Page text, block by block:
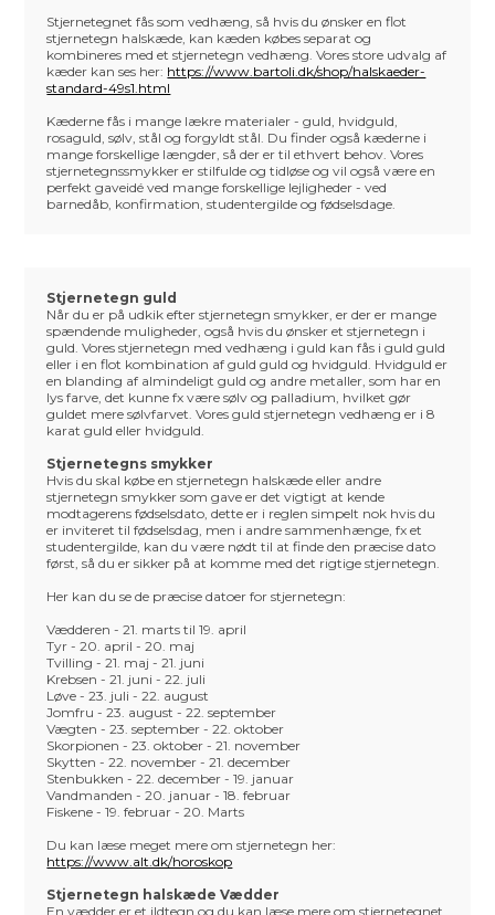
Stjernetegnet fås som vedhæng, så hvis du ønsker en flot
stjernetegn halskæde, kan kæden købes separat og
kombineres med et stjernetegn vedhæng. Vores store udvalg af
kæder kan ses her: https://www.bartoli.dk/shop/halskaeder-
standard-49s1.html
Kæderne fås i mange lækre materialer - guld, hvidguld,
rosaguld, sølv, stål og forgyldt stål. Du finder også kæderne i
mange forskellige længder, så der er til ethvert behov. Vores
stjernetegnssmykker er stilfulde og tidløse og vil også være en
perfekt gaveidé ved mange forskellige lejligheder - ved
barnedåb, konfirmation, studentergilde og fødselsdage.
Stjernetegn guld
Når du er på udkik efter stjernetegn smykker, er der er mange
spændende muligheder, også hvis du ønsker et stjernetegn i
guld. Vores stjernetegn med vedhæng i guld kan fås i guld guld
eller i en flot kombination af guld guld og hvidguld. Hvidguld er
en blanding af almindeligt guld og andre metaller, som har en
lys farve, det kunne fx være sølv og palladium, hvilket gør
guldet mere sølvfarvet. Vores guld stjernetegn vedhæng er i 8
karat guld eller hvidguld.
Stjernetegns smykker
Hvis du skal købe en stjernetegn halskæde eller andre
stjernetegn smykker som gave er det vigtigt at kende
modtagerens fødselsdato, dette er i reglen simpelt nok hvis du
er inviteret til fødselsdag, men i andre sammenhænge, fx et
studentergilde, kan du være nødt til at finde den præcise dato
først, så du er sikker på at komme med det rigtige stjernetegn.
Her kan du se de præcise datoer for stjernetegn:
Vædderen - 21. marts til 19. april
Tyr - 20. april - 20. maj
Tvilling - 21. maj - 21. juni
Krebsen - 21. juni - 22. juli
Løve - 23. juli - 22. august
Jomfru - 23. august - 22. september
Vægten - 23. september - 22. oktober
Skorpionen - 23. oktober - 21. november
Skytten - 22. november - 21. december
Stenbukken - 22. december - 19. januar
Vandmanden - 20. januar - 18. februar
Fiskene - 19. februar - 20. Marts
Du kan læse meget mere om stjernetegn her:
https://www.alt.dk/horoskop
Stjernetegn halskæde Vædder
En vædder er et ildtegn og du kan læse mere om stjernetegnet